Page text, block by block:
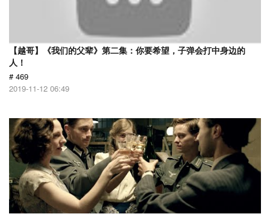
【越哥】《我们的父辈》第二集：你要希望，子弹会打中身边的
人！
# 469
2019-11-12 06:49